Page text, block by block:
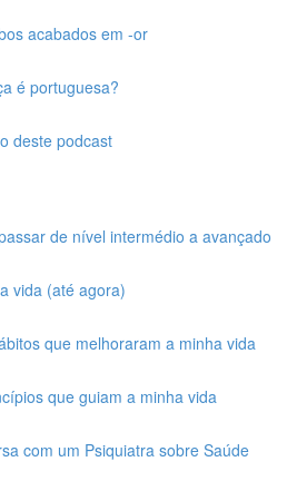
acabados em -or
é portuguesa?
deste podcast
de nível intermédio a avançado
vida (até agora)
que melhoraram a minha vida
que guiam a minha vida
com um Psiquiatra sobre Saúde